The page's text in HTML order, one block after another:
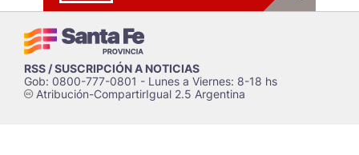
RSS / SUSCRIPCIÓN A NOTICIAS
Gob: 0800-777-0801 - Lunes a Viernes: 8-18 hs
cAtribución-CompartirIgual 2.5 Argentina